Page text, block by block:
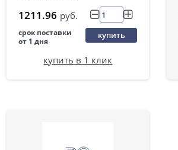
1211.96 руб.
срок поставки
от 1 дня
купить
купить в 1 клик